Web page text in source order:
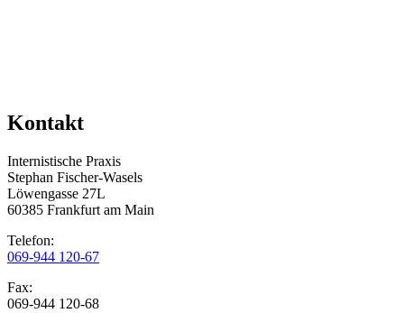
Kontakt
Internistische Praxis
Stephan Fischer-Wasels
Löwengasse 27L
60385 Frankfurt am Main
Telefon:
069-944 120-67
Fax:
069-944 120-68